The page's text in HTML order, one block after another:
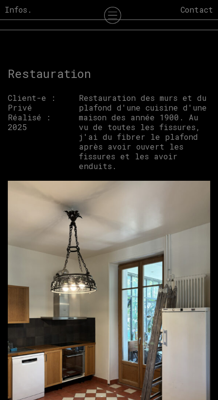
Skip
toInfos. Contact
Restauration
Client-e :
Privé
Réalisé :
2025
Restauration des murs et du
plafond d'une cuisine d'une
maison des année 1900. Au
vu de toutes les fissures,
j'ai du fibrer le plafond
après avoir ouvert les
fissures et les avoir
enduits.